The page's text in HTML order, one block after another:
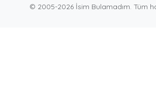
© 2005-2026 İsim Bulamadım. Tüm